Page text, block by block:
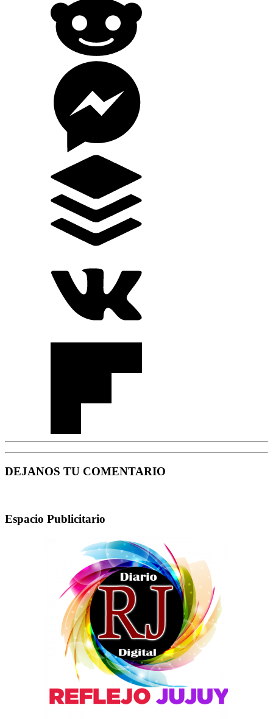
DEJANOS TU COMENTARIO
Espacio Publicitario